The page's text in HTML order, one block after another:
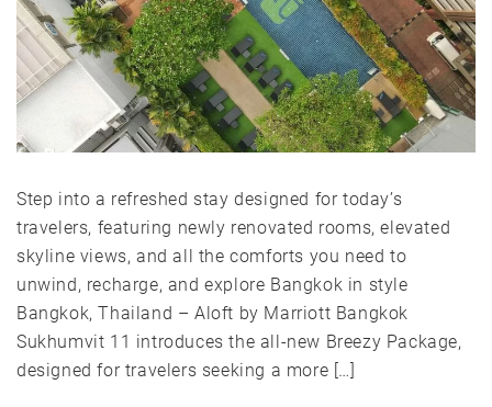
Step into a refreshed stay designed for today’s
travelers, featuring newly renovated rooms, elevated
skyline views, and all the comforts you need to
unwind, recharge, and explore Bangkok in style
Bangkok, Thailand – Aloft by Marriott Bangkok
Sukhumvit 11 introduces the all-new Breezy Package,
designed for travelers seeking a more […]